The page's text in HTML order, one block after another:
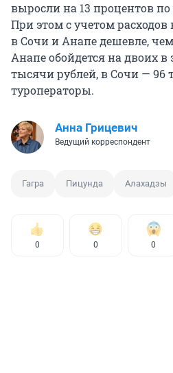
выросли на 13 процентов
При этом с учетом расходов
в Сочи и Анапе дешевле,
Анапе обойдется на двоих в
тысячи рублей, в Сочи — 96
туроператоры.
Анна Грицевич
Ведущий корреспондент
Гагра Пицунда Алахадзы
0 0 0